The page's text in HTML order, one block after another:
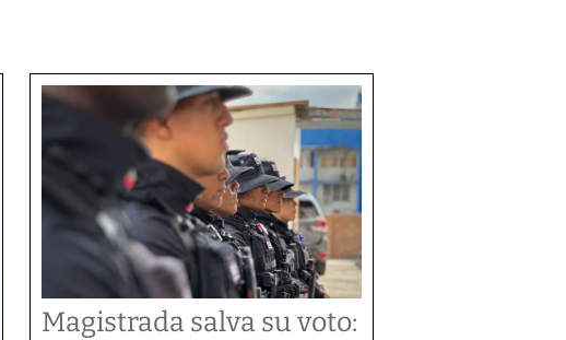
Magistrada salva su voto: